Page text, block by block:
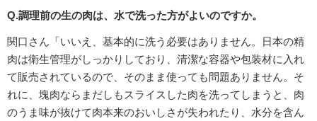
Q.調理前の生の肉は、水で洗った方がよいのですか。
関口さん「いいえ、基本的に洗う必要はありません。日本の精
肉は衛生管理がしっかりしており、清潔な容器や包装材に入れ
て販売されているので、そのまま使っても問題ありません。そ
れに、塊肉ならまだしもスライスした肉を洗ってしまうと、肉
のうま味が抜けて肉本来のおいしさが失われたり、水分を含ん